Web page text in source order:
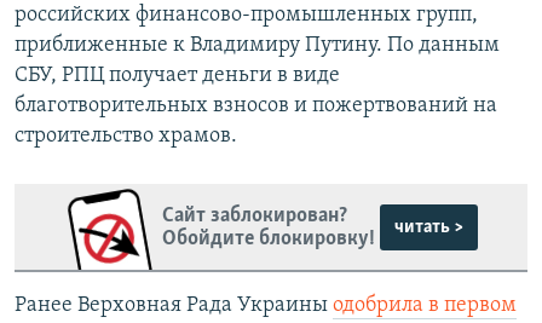
российских финансово-промышленных групп,
приближенные к Владимиру Путину. По данным
СБУ, РПЦ получает деньги в виде
благотворительных взносов и пожертвований на
строительство храмов.
Сайт заблокирован?
Обойдите блокировку!
читать >
Ранее Верховная Рада Украины одобрила в первом